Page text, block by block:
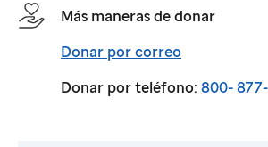
Más maneras de donar
Donar por correo
Donar por teléfono: 800-